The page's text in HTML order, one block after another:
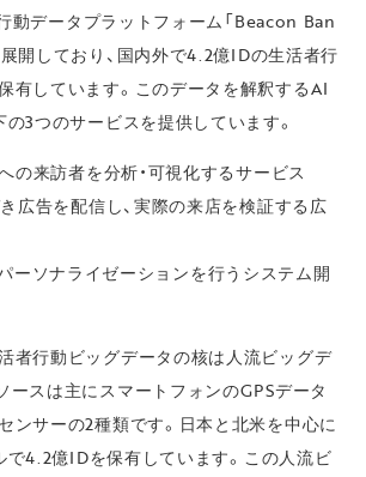
動データプラットフォーム「Beacon Ban
開しており、国内外で4.2億IDの生活者行
有しています。このデータを解釈するAI
の3つのサービスを提供しています。
の来訪者を分析・可視化するサービス
広告を配信し、実際の来店を検証する広
ソナライゼーションを行うシステム開
者行動ビッグデータの核は人流ビッグデ
ースは主にスマートフォンのGPSデータ
ンサーの2種類です。日本と北米を中心に
で4.2億IDを保有しています。この人流ビ